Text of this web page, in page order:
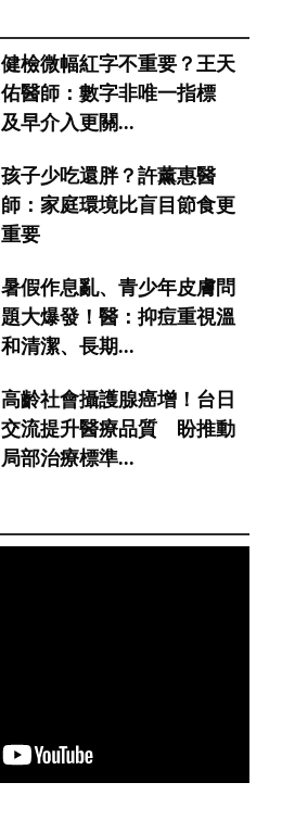
健檢微幅紅字不重要？王天
佑醫師：數字非唯一指標
及早介入更關...
孩子少吃還胖？許薰惠醫
師：家庭環境比盲目節食更
重要
暑假作息亂、青少年皮膚問
題大爆發！醫：抑痘重視溫
和清潔、長期...
高齡社會攝護腺癌增！台日
交流提升醫療品質 盼推動
局部治療標準...